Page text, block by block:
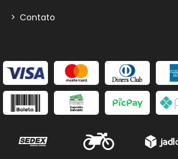
> Contato